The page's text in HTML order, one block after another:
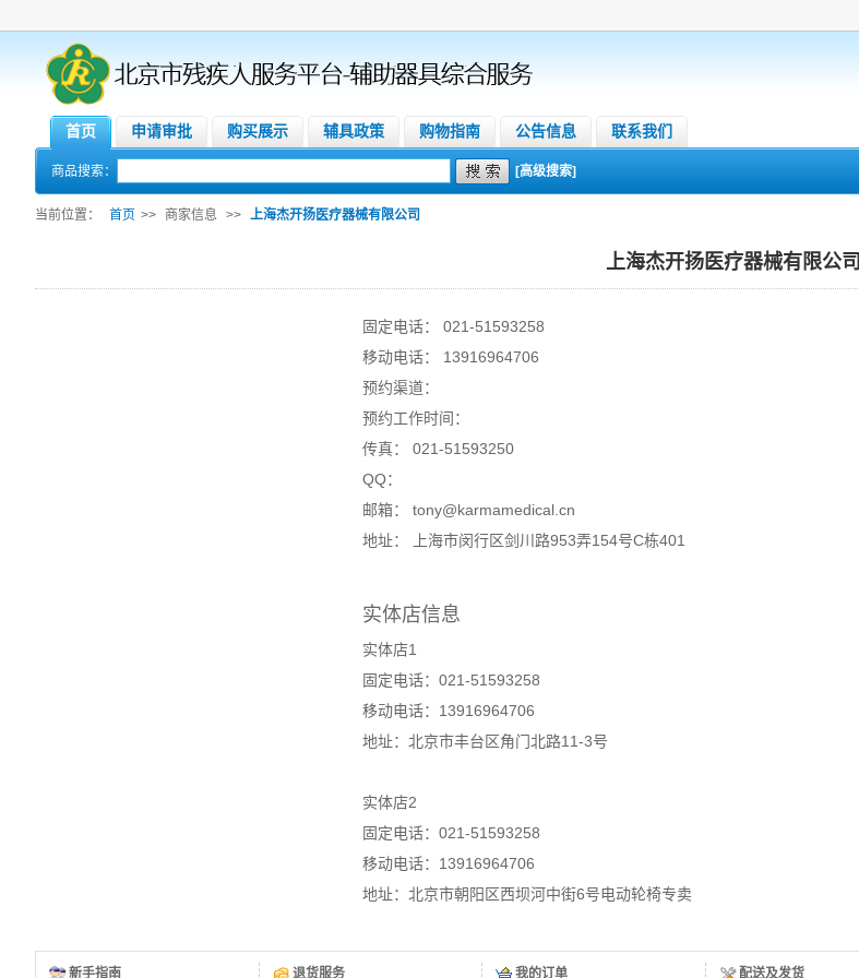
首页 申请审批 购买展示 辅具政策 购物指南 公告信息 联系我们
商品搜索： [高级搜索]
当前位置： 首页 >> 商家信息 >> 上海杰开扬医疗器械有限公司
上海杰开扬医疗器械有限公司
固定电话： 021-51593258
移动电话： 13916964706
预约渠道：
预约工作时间：
传真： 021-51593250
QQ：
邮箱： tony@karmamedical.cn
地址： 上海市闵行区剑川路953弄154号C栋401
实体店信息
实体店1
固定电话：021-51593258
移动电话：13916964706
地址：北京市丰台区角门北路11-3号
实体店2
固定电话：021-51593258
移动电话：13916964706
地址：北京市朝阳区西坝河中街6号电动轮椅专卖
新手指南 退货服务 我的订单 配送及发货